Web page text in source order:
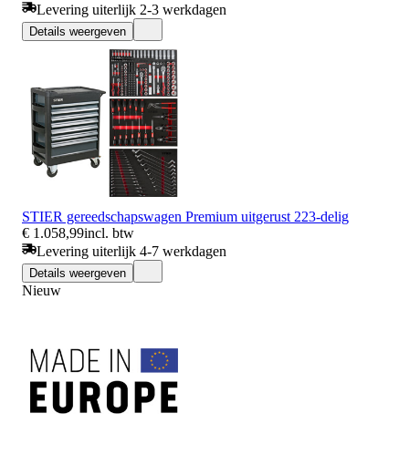
Levering uiterlijk 2-3 werkdagen
Details weergeven
STIER gereedschapswagen Premium uitgerust 223-delig
€ 1.058,99incl. btw
Levering uiterlijk 4-7 werkdagen
Details weergeven
Nieuw